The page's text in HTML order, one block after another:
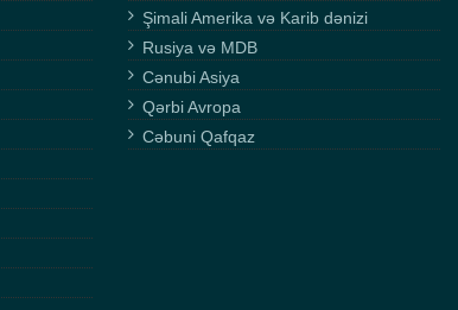
Şimali Amerika və Karib dənizi
Rusiya və MDB
Cənubi Asiya
Qərbi Avropa
Cəbuni Qafqaz